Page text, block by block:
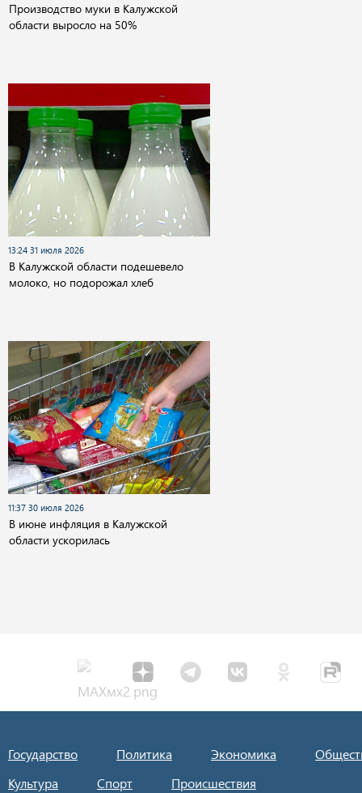
Производство муки в Калужской
области выросло на 50%
13:24 31 июля 2026
В Калужской области подешевело
молоко, но подорожал хлеб
11:37 30 июля 2026
В июне инфляция в Калужской
области ускорилась
Государство Политика Экономика
Культура
Спорт Происшествия